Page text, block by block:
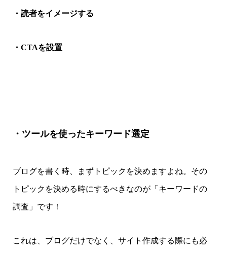
・読者をイメージする
・CTAを設置
・ツールを使ったキーワード選定
ブログを書く時、まずトピックを決めますよね。その
トピックを決める時にするべきなのが「キーワードの
調査」です！
これは、ブログだけでなく、サイト作成する際にも必